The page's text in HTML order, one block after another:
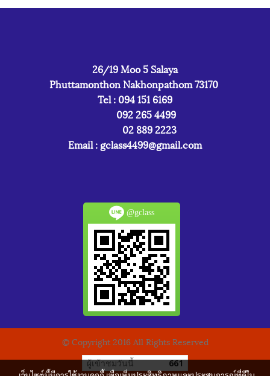
26/19 Moo 5 Salaya
Phuttamonthon Nakhonpathom 73170
Tel : 094 151 6169
092 265 4499
02 889 2223
Email : gclass4499@gmail.com
@gclass
© Copyright 2016 All Rights Reserved
ผู้เข้าชมวันนี้ 661